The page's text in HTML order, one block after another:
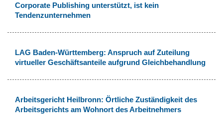
Corporate Publishing unterstützt, ist kein
Tendenzunternehmen
LAG Baden-Württemberg: Anspruch auf Zuteilung
virtueller Geschäftsanteile aufgrund Gleichbehandlung
Arbeitsgericht Heilbronn: Örtliche Zuständigkeit des
Arbeitsgerichts am Wohnort des Arbeitnehmers